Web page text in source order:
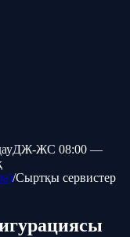
ДЖ-ЖС 08:00 —
/Сыртқы сервистер